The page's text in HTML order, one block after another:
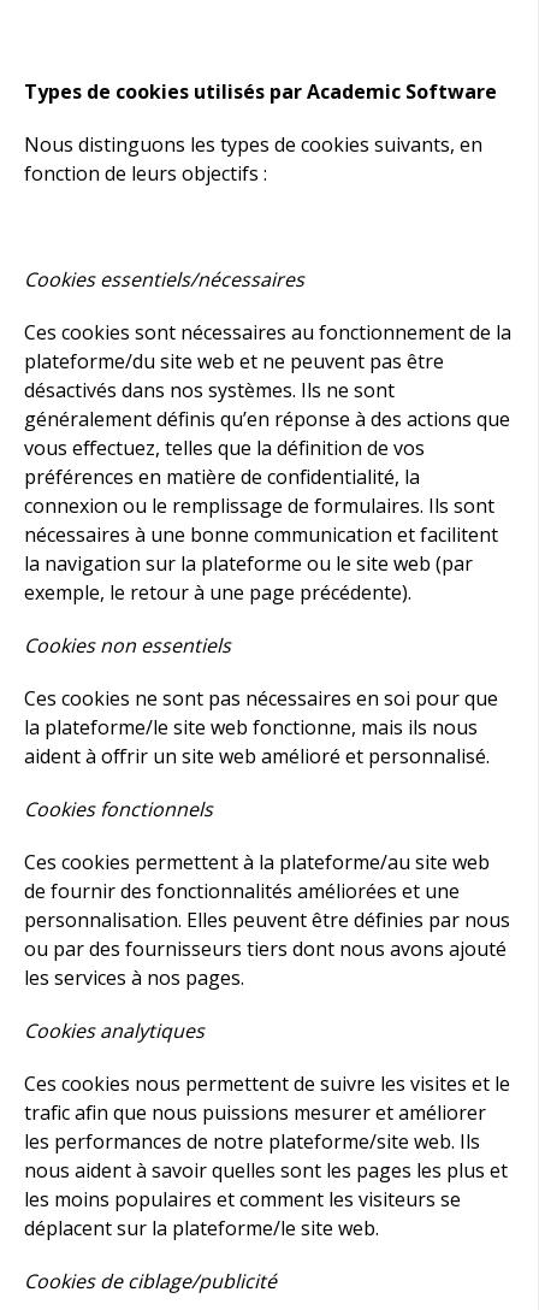
Types de cookies utilisés par Academic Software
Nous distinguons les types de cookies suivants, en
fonction de leurs objectifs :
Cookies essentiels/nécessaires
Ces cookies sont nécessaires au fonctionnement de la
plateforme/du site web et ne peuvent pas être
désactivés dans nos systèmes. Ils ne sont
généralement définis qu’en réponse à des actions que
vous effectuez, telles que la définition de vos
préférences en matière de confidentialité, la
connexion ou le remplissage de formulaires. Ils sont
nécessaires à une bonne communication et facilitent
la navigation sur la plateforme ou le site web (par
exemple, le retour à une page précédente).
Cookies non essentiels
Ces cookies ne sont pas nécessaires en soi pour que
la plateforme/le site web fonctionne, mais ils nous
aident à offrir un site web amélioré et personnalisé.
Cookies fonctionnels
Ces cookies permettent à la plateforme/au site web
de fournir des fonctionnalités améliorées et une
personnalisation. Elles peuvent être définies par nous
ou par des fournisseurs tiers dont nous avons ajouté
les services à nos pages.
Cookies analytiques
Ces cookies nous permettent de suivre les visites et le
trafic afin que nous puissions mesurer et améliorer
les performances de notre plateforme/site web. Ils
nous aident à savoir quelles sont les pages les plus et
les moins populaires et comment les visiteurs se
déplacent sur la plateforme/le site web.
Cookies de ciblage/publicité